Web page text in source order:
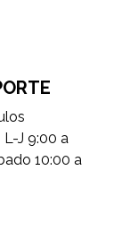
J 9:00 a
10:00 a